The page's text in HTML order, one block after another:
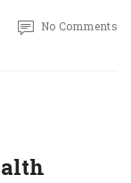
No Comments